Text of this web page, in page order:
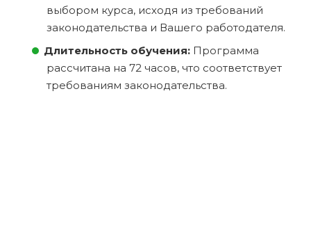
выбором курса, исходя из требований
законодательства и Вашего работодателя.
Длительность обучения: Программа
рассчитана на 72 часов, что соответствует
требованиям законодательства.